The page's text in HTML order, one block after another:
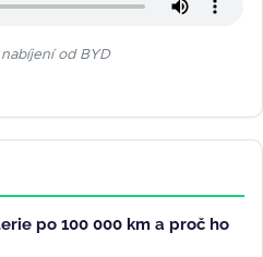
od BYD
po 100 000 km a proč ho